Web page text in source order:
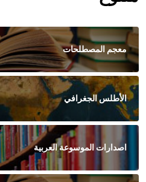
معجم المصطلحات
الأطلس الجغرافي
اصدارات الموسوعة العربية